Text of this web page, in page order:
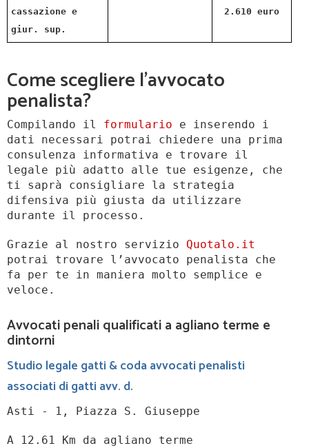
cassazione e
giur. sup.
2.610 euro
Come scegliere l’avvocato
penalista?
Compilando il formulario e inserendo i
dati necessari potrai chiedere una prima
consulenza informativa e trovare il
legale più adatto alle tue esigenze, che
ti saprà consigliare la strategia
difensiva più giusta da utilizzare
durante il processo.
Grazie al nostro servizio Quotalo.it
potrai trovare l’avvocato penalista che
fa per te in maniera molto semplice e
veloce.
Avvocati penali qualificati a agliano terme e
dintorni
Studio legale gatti & coda avvocati penalisti
associati di gatti avv. d.
Asti - 1, Piazza S. Giuseppe
A 12.61 Km da agliano terme